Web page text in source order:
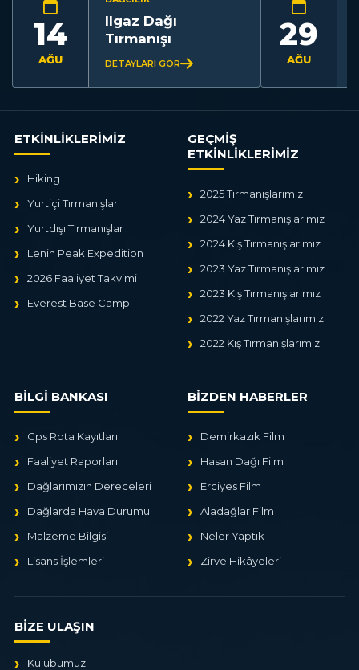
14
AĞU
Ilgaz Dağı
Tırmanışı
DETAYLARI GÖR
29
AĞU
ETKİNLİKLERİMİZ
Hiking
Yurtiçi Tırmanışlar
Yurtdışı Tırmanışlar
Lenin Peak Expedition
2026 Faaliyet Takvimi
Everest Base Camp
GEÇMİŞ
ETKİNLİKLERİMİZ
2025 Tırmanışlarımız
2024 Yaz Tırmanışlarımız
2024 Kış Tırmanışlarımız
2023 Yaz Tırmanışlarımız
2023 Kış Tırmanışlarımız
2022 Yaz Tırmanışlarımız
2022 Kış Tırmanışlarımız
BİLGİ BANKASI
Gps Rota Kayıtları
Faaliyet Raporları
Dağlarımızın Dereceleri
Dağlarda Hava Durumu
Malzeme Bilgisi
Lisans İşlemleri
BİZDEN HABERLER
Demirkazık Film
Hasan Dağı Film
Erciyes Film
Aladağlar Film
Neler Yaptık
Zirve Hikâyeleri
BİZE ULAŞIN
Kulübümüz